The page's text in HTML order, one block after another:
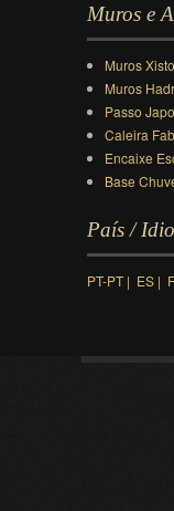
Muros e
Muros
Muros
Passo
Caleira
Encaixe
Base
País /
PT-PT | ES |